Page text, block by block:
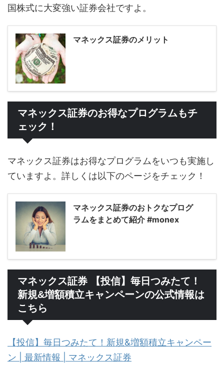
国株式に大変強い証券会社ですよ。
マネックス証券のメリット
マネックス証券のお得なプログラムもチ
ェック！
マネックス証券はお得なプログラムをいつも実施し
ていますよ。詳しくは以下のページをチェック！
マネックス証券のおトクなプログ
ラムをまとめて紹介 #monex
マネックス証券 【投信】毎日つみたて！
新規&増額積立キャンペーンの公式情報は
こちら
【投信】毎日つみたて！新規&増額積立キャンペー
ン | 最新情報 | マネックス証券